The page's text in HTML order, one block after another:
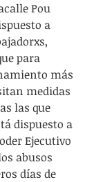
Pou
a
para
más
medidas
las que
dispuesto a
Ejecutivo
abusos
días de